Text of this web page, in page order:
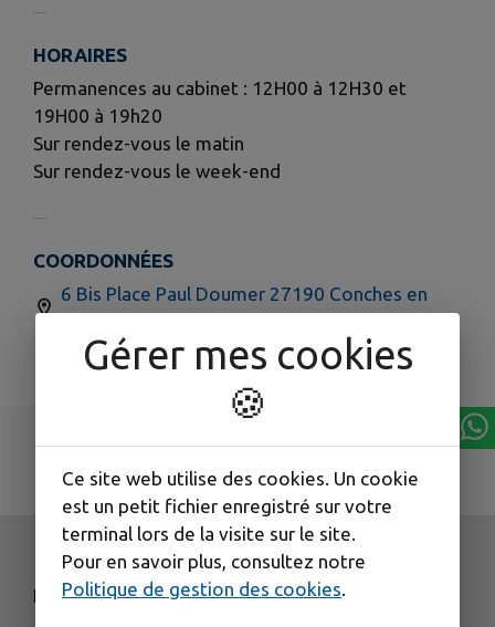
HORAIRES
Permanences au cabinet : 12H00 à 12H30 et
19H00 à 19h20
Sur rendez-vous le matin
Sur rendez-vous le week-end
COORDONNÉES
6 Bis Place Paul Doumer 27190 Conches en
02.32.30.22.15
NOS COORDONNÉES
Gérer mes cookies
🍪
Ce site web utilise des cookies. Un cookie
est un petit fichier enregistré sur votre
terminal lors de la visite sur le site.
Pour en savoir plus, consultez notre
Politique de gestion des cookies